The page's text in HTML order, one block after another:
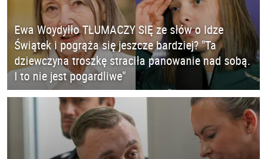
Ewa Woydyłło TŁUMACZY SIĘ ze słów o Idze
Świątek i pogrąża się jeszcze bardziej? "Ta
dziewczyna troszkę straciła panowanie nad sobą.
I to nie jest pogardliwe"